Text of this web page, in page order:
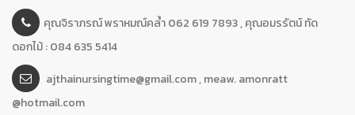
คุณจิราภรณ์ พราหมณ์คล้ำ 062 619 7893 , คุณอมรรัตน์ ทัด
ดอกไม้ : 084 635 5414
ajthainursingtime@gmail.com , meaw. amonratt
@hotmail.com